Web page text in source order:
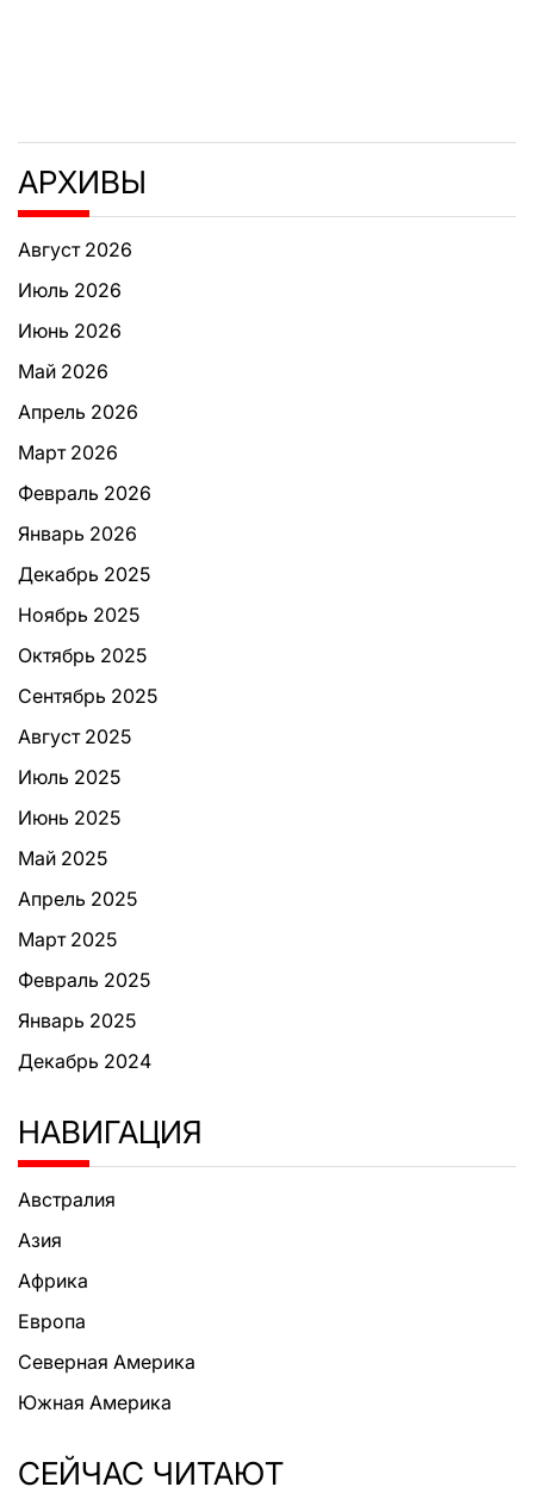
АРХИВЫ
Август 2026
Июль 2026
Июнь 2026
Май 2026
Апрель 2026
Март 2026
Февраль 2026
Январь 2026
Декабрь 2025
Ноябрь 2025
Октябрь 2025
Сентябрь 2025
Август 2025
Июль 2025
Июнь 2025
Май 2025
Апрель 2025
Март 2025
Февраль 2025
Январь 2025
Декабрь 2024
НАВИГАЦИЯ
Австралия
Азия
Африка
Европа
Северная Америка
Южная Америка
СЕЙЧАС ЧИТАЮТ